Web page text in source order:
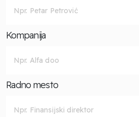
Kompanija
Radno mesto